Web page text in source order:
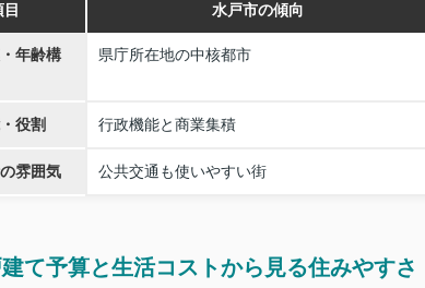
水戸市の傾向
年齢構
県庁所在地の中核都市
役割 行政機能と商業集積
雰囲気 公共交通も使いやすい街
て予算と生活コストから見る住みやすさ